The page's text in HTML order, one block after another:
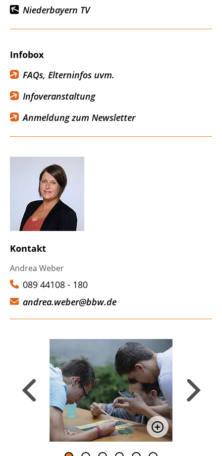
Niederbayern TV
Infobox
FAQs, Elterninfos uvm.
Infoveranstaltung
Anmeldung zum Newsletter
Kontakt
Andrea Weber
089 44108 - 180
andrea.weber@bbw.de
Zurück, zum vorigen Slide wechseln
Bild vergrößern Bild